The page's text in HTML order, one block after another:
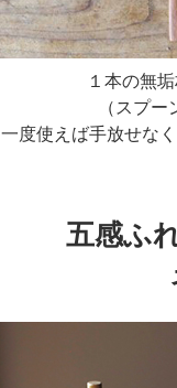
１本の無
（スプ
一度使えば手放せな
五感ふ